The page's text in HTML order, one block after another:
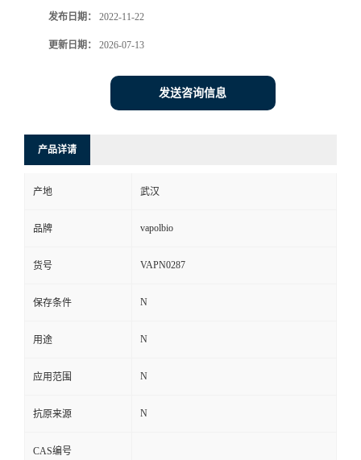
发布日期： 2022-11-22
更新日期： 2026-07-13
发送咨询信息
产品详请
产地 武汉
品牌 vapolbio
货号 VAPN0287
保存条件 N
用途 N
应用范围 N
抗原来源 N
CAS编号